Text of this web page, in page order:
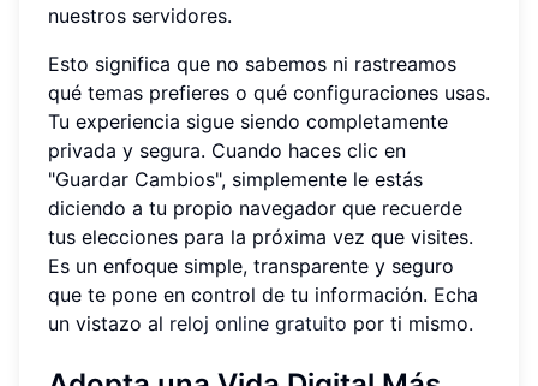
nuestros servidores.
Esto significa que no sabemos ni rastreamos
qué temas prefieres o qué configuraciones usas.
Tu experiencia sigue siendo completamente
privada y segura. Cuando haces clic en
"Guardar Cambios", simplemente le estás
diciendo a tu propio navegador que recuerde
tus elecciones para la próxima vez que visites.
Es un enfoque simple, transparente y seguro
que te pone en control de tu información. Echa
un vistazo al reloj online gratuito por ti mismo.